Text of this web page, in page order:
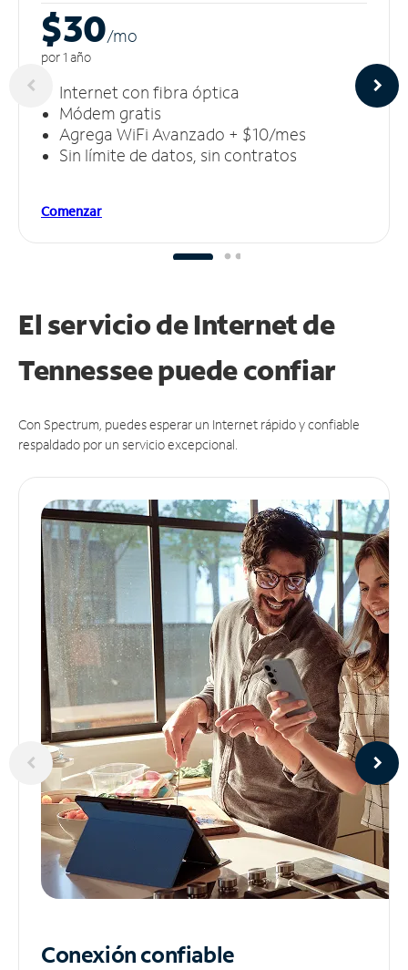
$30/mo
por 1 año
Internet con fibra óptica
Módem gratis
Agrega WiFi Avanzado + $10/mes
Sin límite de datos, sin contratos
Comenzar
El servicio de Internet de
Tennessee puedeconfiar
Con Spectrum, puedes esperar un Internet rápido y confiable
respaldado por un servicio excepcional.
Conexión confiable